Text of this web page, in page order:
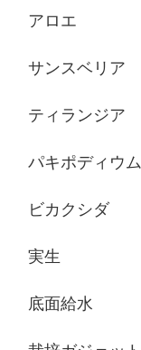
アロエ
サンスベリア
ティランジア
パキポディウム
ビカクシダ
実生
底面給水